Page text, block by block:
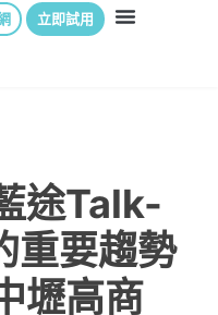
立即試用
途Talk-
重要趨勢
壢高商